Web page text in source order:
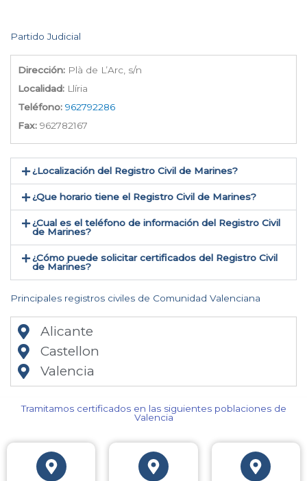
Partido Judicial
Dirección: Plà de L’Arc, s/n
Localidad: Llíria
Teléfono: 962792286
Fax: 962782167
¿Localización del Registro Civil de Marines​?
¿Que horario tiene el Registro Civil de Marines?
¿Cual es el teléfono de información del Registro Civil
de Marines​?
¿Cómo puede solicitar certificados del Registro Civil
de Marines​?
Principales registros civiles de Comunidad Valenciana
Alicante
Castellon
Valencia
Tramitamos certificados en las siguientes poblaciones de
Valencia​